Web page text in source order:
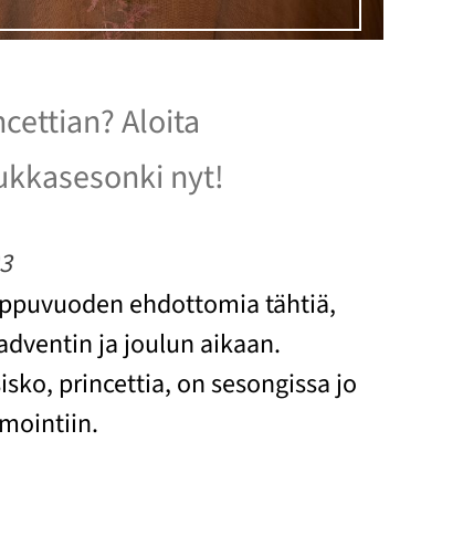
Aloita
nyt!
ehdottomia tähtiä,
ja joulun aikaan.
princettia, on sesongissa jo